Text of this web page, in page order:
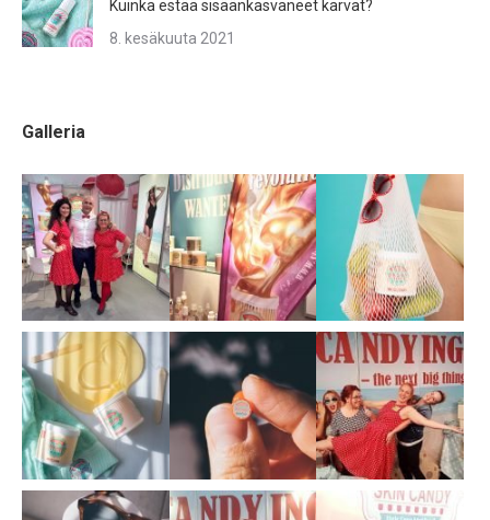
Kuinka estää sisäänkasvaneet karvat?
8. kesäkuuta 2021
Galleria